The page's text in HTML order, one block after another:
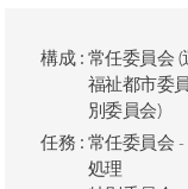
構成 : 常任委員会 (
福祉都市委
別委員会)
任務 : 常任委員会
処理